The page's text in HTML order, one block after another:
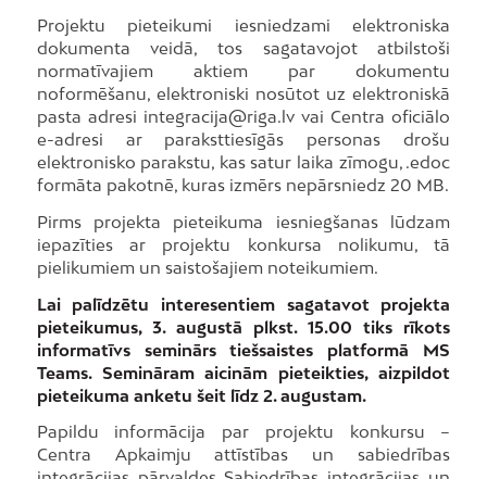
Projektu pieteikumi iesniedzami elektroniska
dokumenta veidā, tos sagatavojot atbilstoši
normatīvajiem aktiem par dokumentu
noformēšanu, elektroniski nosūtot uz elektroniskā
pasta adresi integracija@riga.lv vai Centra oficiālo
e-adresi ar paraksttiesīgās personas drošu
elektronisko parakstu, kas satur laika zīmogu, .edoc
formāta pakotnē, kuras izmērs nepārsniedz 20 MB.
Pirms projekta pieteikuma iesniegšanas lūdzam
iepazīties ar projektu konkursa nolikumu, tā
pielikumiem un saistošajiem noteikumiem.
Lai palīdzētu interesentiem sagatavot projekta
pieteikumus, 3. augustā plkst. 15.00 tiks rīkots
informatīvs seminārs tiešsaistes platformā MS
Teams. Semināram aicinām pieteikties, aizpildot
pieteikuma anketu šeit līdz 2. augustam.
Papildu informācija par projektu konkursu –
Centra Apkaimju attīstības un sabiedrības